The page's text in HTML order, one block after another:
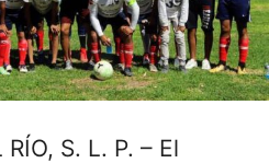
S. L. P. – El